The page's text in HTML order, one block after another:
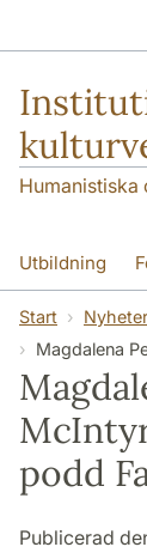
Utbildning
Om institutionen
Start
Nyheter
Magdalena
podd
Publicerad